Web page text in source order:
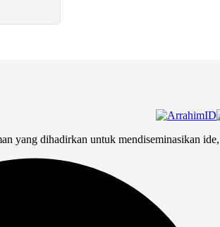
yang dihadirkan untuk mendiseminasikan